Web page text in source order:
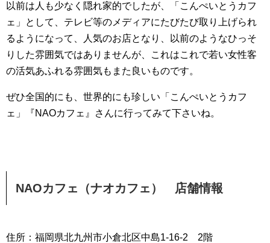
以前は人も少なく隠れ家的でしたが、「こんぺいとうカフ
ェ」として、テレビ等のメディアにたびたび取り上げられ
るようになって、人気のお店となり、以前のようなひっそ
りした雰囲気ではありませんが、これはこれで若い女性客
の活気あふれる雰囲気もまた良いものです。
ぜひ全国的にも、世界的にも珍しい「こんぺいとうカフ
ェ」『NAOカフェ』さんに行ってみて下さいね。
NAOカフェ（ナオカフェ） 店舗情報
住所：福岡県北九州市小倉北区中島1-16-2 2階